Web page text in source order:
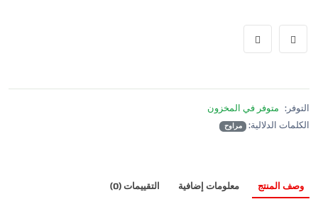
التوفر: متوفر في المخزون
الكلمات الدلالية: مراوح
وصف المنتج معلومات إضافية التقييمات (0)